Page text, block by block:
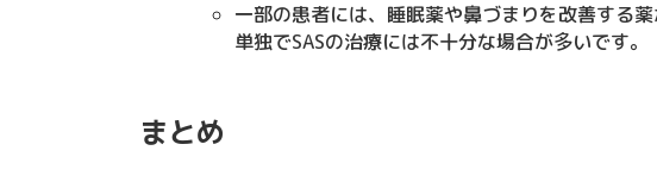
一部の患者には、睡眠薬や鼻づまりを改善する
単独でSASの治療には不十分な場合が多いです。
まとめ